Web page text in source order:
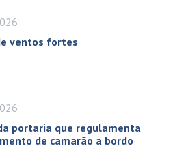
ventos fortes
portaria que regulamenta
de camarão a bordo